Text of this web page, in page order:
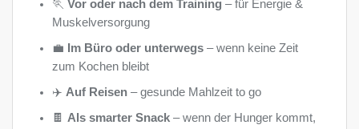
🏃Vor oder nach dem Training – für Energie &
Muskelversorgung
💼
Im Büro oder unterwegs – wenn keine Zeit
zum Kochen bleibt
✈️Auf Reisen – gesunde Mahlzeit to go
🍫Als smarter Snack – wenn der Hunger kommt,